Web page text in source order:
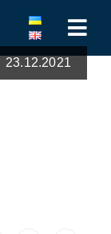
23.12.2021